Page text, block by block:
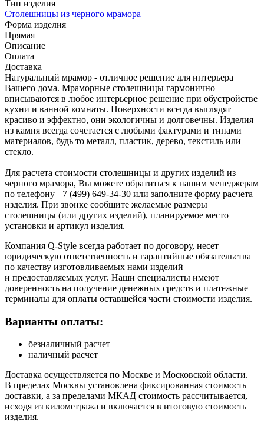
Тип изделия
Столешницы из черного мрамора
Форма изделия
Прямая
Описание
Оплата
Доставка
Натуральный мрамор - отличное решение для интерьера
Вашего дома. Мраморные столешницы гармонично
вписываются в любое интерьерное решение при обустройстве
кухни и ванной комнаты. Поверхности всегда выглядят
красиво и эффектно, они экологичны и долговечны. Изделия
из камня всегда сочетается с любыми фактурами и типами
материалов, будь то металл, пластик, дерево, текстиль или
стекло.
Для расчета стоимости столешницы и других изделий из
черного мрамора, Вы можете обратиться к нашим менеджерам
по телефону +7 (499) 649-34-30 или заполните форму расчета
изделия. При звонке сообщите желаемые размеры
столешницы (или других изделий), планируемое место
установки и артикул изделия.
Компания Q-Style всегда работает по договору, несет
юридическую ответственность и гарантийные обязательства
по качеству изготовливаемых нами изделий
и предоставляемых услуг. Наши специалисты имеют
доверенность на получение денежных средств и платежные
терминалы для оплаты оставшейся части стоимости изделия.
Варианты оплаты:
безналичный расчет
наличный расчет
Доставка осуществляется по Москве и Московской области.
В пределах Москвы установлена фиксированная стоимость
доставки, а за пределами МКАД стоимость рассчитывается,
исходя из километража и включается в итоговую стоимость
изделия.